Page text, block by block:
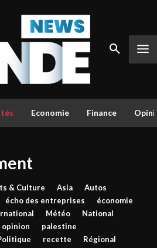
Economie Finance
& Culture Asia
Autos
écho des entreprises
économie
Météo
National
opinion
palestine
recette
Régional